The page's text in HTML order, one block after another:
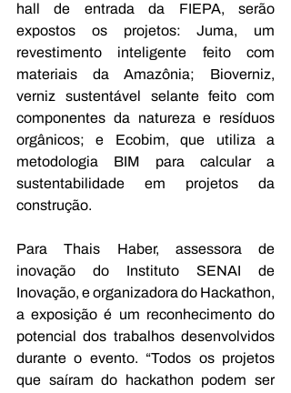
hall de entrada da FIEPA, serão
expostos os projetos: Juma, um
revestimento inteligente feito com
materiais da Amazônia; Bioverniz,
verniz sustentável selante feito com
componentes da natureza e resíduos
orgânicos; e Ecobim, que utiliza a
metodologia BIM para calcular a
sustentabilidade em projetos da
construção.
Para Thais Haber, assessora de
inovação do Instituto SENAI de
Inovação, e organizadora do Hackathon,
a exposição é um reconhecimento do
potencial dos trabalhos desenvolvidos
durante o evento. “Todos os projetos
que saíram do hackathon podem ser